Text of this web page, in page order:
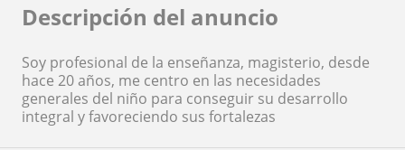
Descripción del anuncio
Soy profesional de la enseñanza, magisterio, desde
hace 20 años, me centro en las necesidades
generales del niño para conseguir su desarrollo
integral y favoreciendo sus fortalezas